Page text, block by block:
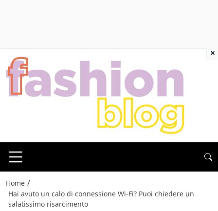
Home /
Hai avuto un calo di connessione Wi-Fi? Puoi chiedere un
salatissimo risarcimento
×